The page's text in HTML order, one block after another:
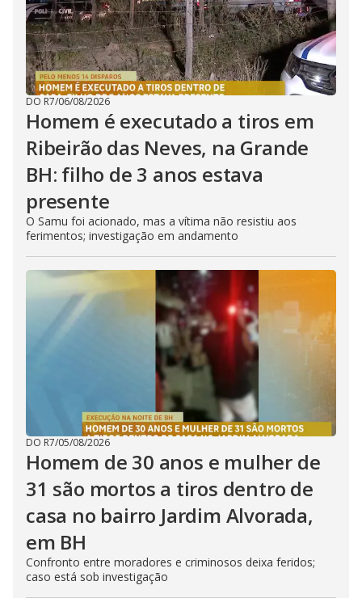
DO R7/06/08/2026
Homem é executado a tiros em
Ribeirão das Neves, na Grande
BH: filho de 3 anos estava
presente
O Samu foi acionado, mas a vítima não resistiu aos
ferimentos; investigação em andamento
DO R7/05/08/2026
Homem de 30 anos e mulher de
31 são mortos a tiros dentro de
casa no bairro Jardim Alvorada,
em BH
Confronto entre moradores e criminosos deixa feridos;
caso está sob investigação